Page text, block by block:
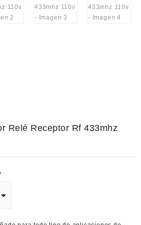
Relé Receptor Rf 433mhz